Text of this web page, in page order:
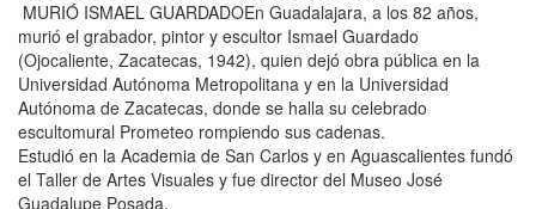
MURIÓ ISMAEL GUARDADOEn Guadalajara, a los 82 años,
murió el grabador, pintor y escultor Ismael Guardado
(Ojocaliente, Zacatecas, 1942), quien dejó obra pública en la
Universidad Autónoma Metropolitana y en la Universidad
Autónoma de Zacatecas, donde se halla su celebrado
escultomural Prometeo rompiendo sus cadenas.
Estudió en la Academia de San Carlos y en Aguascalientes fundó
el Taller de Artes Visuales y fue director del Museo José
Guadalupe Posada.